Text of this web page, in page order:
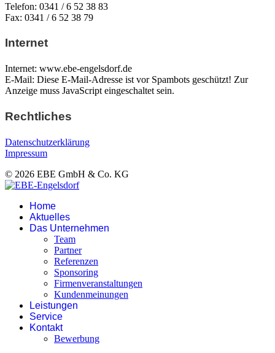
Telefon: 0341 / 6 52 38 83
Fax: 0341 / 6 52 38 79
Internet
Internet: www.ebe-engelsdorf.de
E-Mail: Diese E-Mail-Adresse ist vor Spambots geschützt! Zur
Anzeige muss JavaScript eingeschaltet sein.
Rechtliches
Datenschutzerklärung
Impressum
© 2026 EBE GmbH & Co. KG
Home
Aktuelles
Das Unternehmen
Team
Partner
Referenzen
Sponsoring
Firmenveranstaltungen
Kundenmeinungen
Leistungen
Service
Kontakt
Bewerbung